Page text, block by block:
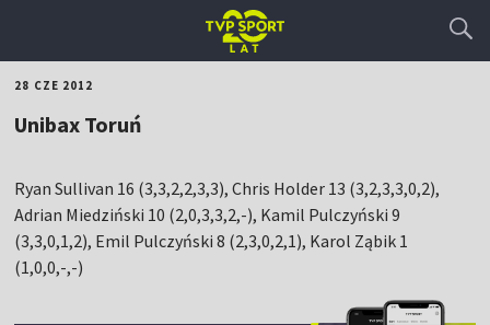
28 CZE 2012
Unibax Toruń
Ryan Sullivan 16 (3,3,2,2,3,3), Chris Holder 13 (3,2,3,3,0,2),
Adrian Miedziński 10 (2,0,3,3,2,-), Kamil Pulczyński 9
(3,3,0,1,2), Emil Pulczyński 8 (2,3,0,2,1), Karol Ząbik 1
(1,0,0,-,-)